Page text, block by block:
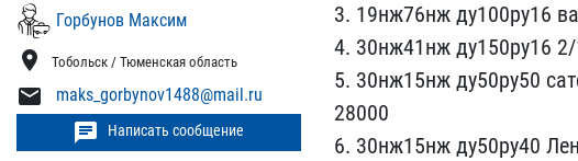
Горбунов Максим
location_on Тобольск / Тюменская область
mail maks_gorbynov1488@mail.ru
chat Написать сообщение
3. 19нж76нж ду​100ру16
4. 30​нж41нж ду150ру16
5. 30нж15нж ду50ру50
28000
​6. 30нж15нж ду50ру40